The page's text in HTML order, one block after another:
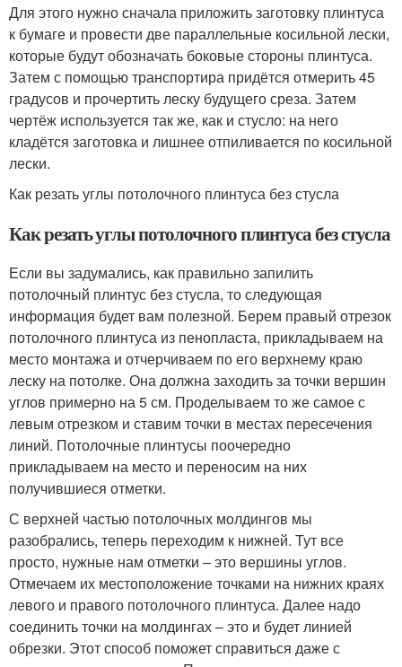
Для этого нужно сначала приложить заготовку плинтуса
к бумаге и провести две параллельные косильной лески,
которые будут обозначать боковые стороны плинтуса.
Затем с помощью транспортира придётся отмерить 45
градусов и прочертить леску будущего среза. Затем
чертёж используется так же, как и стусло: на него
кладётся заготовка и лишнее отпиливается по косильной
лески.
Как резать углы потолочного плинтуса без стусла
Как резать углы потолочного плинтуса без стусла
Если вы задумались, как правильно запилить
потолочный плинтус без стусла, то следующая
информация будет вам полезной. Берем правый отрезок
потолочного плинтуса из пенопласта, прикладываем на
место монтажа и отчерчиваем по его верхнему краю
леску на потолке. Она должна заходить за точки вершин
углов примерно на 5 см. Проделываем то же самое с
левым отрезком и ставим точки в местах пересечения
линий. Потолочные плинтусы поочередно
прикладываем на место и переносим на них
получившиеся отметки.
С верхней частью потолочных молдингов мы
разобрались, теперь переходим к нижней. Тут все
просто, нужные нам отметки – это вершины углов.
Отмечаем их местоположение точками на нижних краях
левого и правого потолочного плинтуса. Далее надо
соединить точки на молдингах – это и будет линией
обрезки. Этот способ поможет справиться даже с